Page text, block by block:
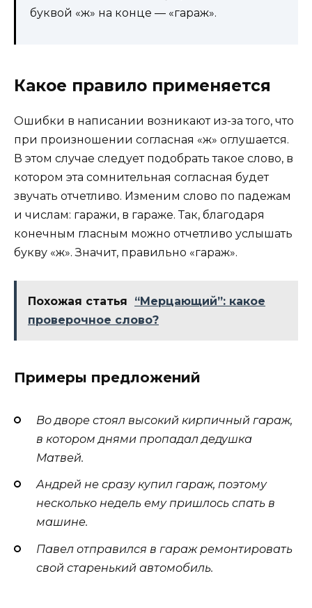
буквой «ж» на конце — «гараж».
Какое правило применяется
Ошибки в написании возникают из-за того, что
при произношении согласная «ж» оглушается.
В этом случае следует подобрать такое слово, в
котором эта сомнительная согласная будет
звучать отчетливо. Изменим слово по падежам
и числам: гаражи, в гараже. Так, благодаря
конечным гласным можно отчетливо услышать
букву «ж». Значит, правильно «гараж».
Похожая статья
“Мерцающий”: какое
проверочное слово?
Примеры предложений
Во дворе стоял высокий кирпичный гараж,
в котором днями пропадал дедушка
Матвей.
Андрей не сразу купил гараж, поэтому
несколько недель ему пришлось спать в
машине.
Павел отправился в гараж ремонтировать
свой старенький автомобиль.